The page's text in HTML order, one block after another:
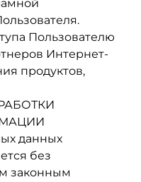
Пользователю
Интернет-
продуктов,
данных
без
законным